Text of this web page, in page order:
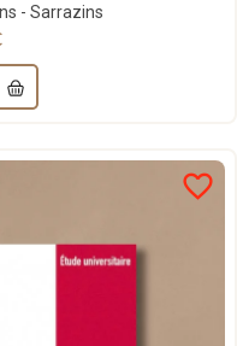
- Sarrazins
favorite_border